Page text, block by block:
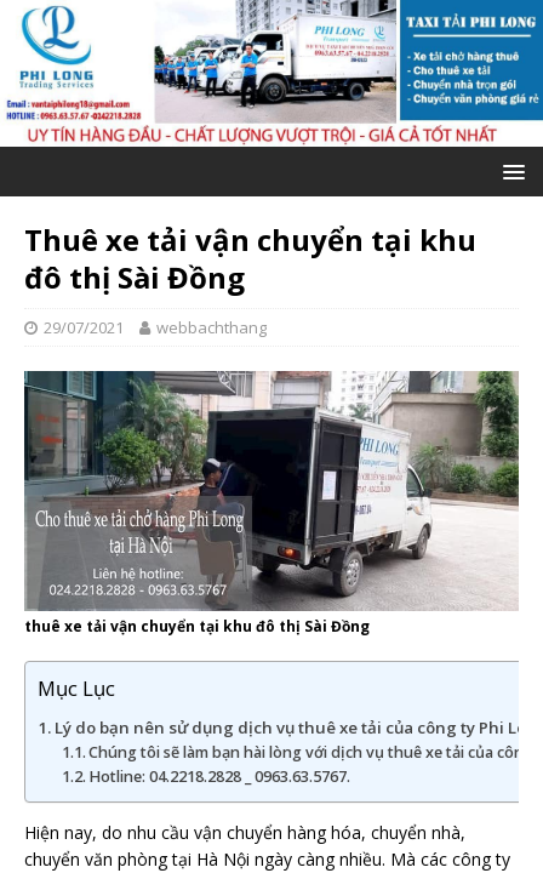
Thuê xe tải vận chuyển tại khu
đô thị Sài Đồng
29/07/2021 webbachthang
thuê xe tải vận chuyển tại khu đô thị Sài Đồng
Mục Lục
Lý do bạn nên sử dụng dịch vụ thuê xe tải của công ty Phi
Chúng tôi sẽ làm bạn hài lòng với dịch vụ thuê xe tải của công
Hotline: 04.2218.2828 _ 0963.63.5767.
Hiện nay, do nhu cầu vận chuyển hàng hóa, chuyển nhà,
chuyển văn phòng tại Hà Nội ngày càng nhiều. Mà các công ty